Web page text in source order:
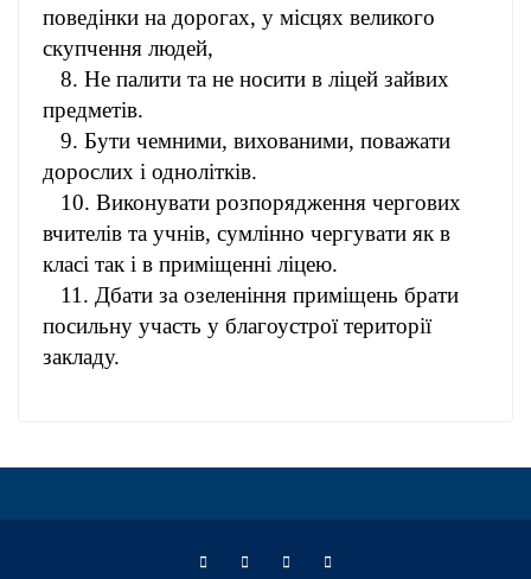
поведінки на дорогах, у місцях великого
скупчення людей,
8. Не палити та не носити в ліцей зайвих
предметів.
9. Бути чемними, вихованими, поважати
дорослих і однолітків.
10. Виконувати розпорядження чергових
вчителів та учнів, сумлінно чергувати як в
класі так і в приміщенні ліцею.
11. Дбати за озеленіння приміщень брати
посильну участь у благоустрої території
закладу.